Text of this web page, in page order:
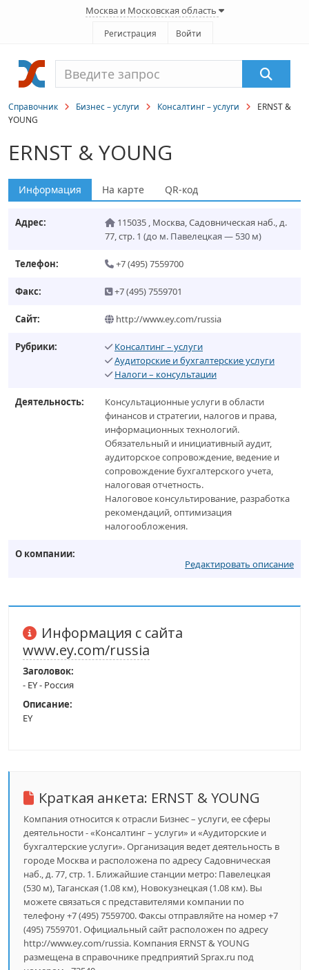
Москва и Московская область
Регистрация Войти
Справочник Бизнес – услуги Консалтинг – услуги
ERNST &
YOUNG
ERNST & YOUNG
Информация На карте QR-код
Адрес: 115035 , Москва,Садовническая наб., д.
77, стр. 1 (до м. Павелецкая — 530 м)
Телефон: +7 (495) 7559700
Факс: +7 (495) 7559701
Сайт: http://www.ey.com/russia
Рубрики:
Консалтинг – услуги
Аудиторские и бухгалтерские услуги
Налоги – консультации
Деятельность:
Консультационные услуги в области
финансов и стратегии, налогов и права,
информационных технологий.
Обязательный и инициативный аудит,
аудиторское сопровождение, ведение и
сопровождение бухгалтерского учета,
налоговая отчетность.
Налоговое консультирование, разработка
рекомендаций, оптимизация
налогообложения.
О компании:
Редактировать описание
Информация с сайта
www.ey.com/russia
Заголовок:
- EY - Россия
Описание:
EY
Краткая анкета: ERNST & YOUNG
Компания относится к отрасли Бизнес – услуги, ее сферы
деятельности - «Консалтинг – услуги» и «Аудиторские и
бухгалтерские услуги». Организация ведет деятельность в
городе Москва и расположена по адресу Садовническая
наб., д. 77, стр. 1. Ближайшие станции метро: Павелецкая
(530 м), Таганская (1.08 км), Новокузнецкая (1.08 км). Вы
можете связаться с представителями компании по
телефону +7 (495) 7559700. Факсы отправляйте на номер +7
(495) 7559701. Официальный сайт расположен по адресу
http://www.ey.com/russia. Компания ERNST & YOUNG
размещена в справочнике предприятий Sprax.ru под